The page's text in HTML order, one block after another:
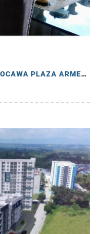
VENTA DE APARTAMENTO EN MOCAWA PLAZA ARMENIA